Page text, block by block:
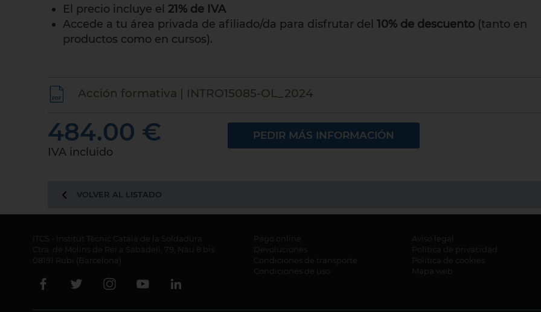
El precio incluye el 21% de IVA
Accede a tu área privada de afiliado/da para disfrutar del 10% de descuento(tanto en
productos como en cursos).
Acción formativa | INTRO15085-OL_2024
484.00 €
IVA incluido
PEDIR MÁS INFORMACIÓN
VOLVER AL LISTADO
ITCS - Institut Tècnic Català de la Soldadura
Ctra. de Molins de Rei a Sabadell, 79, Nau 8 bis
08191 Rubí (Barcelona)
Pago online
Devoluciones
Condiciones de transporte
Condiciones de uso
Aviso legal
Política de privacidad
Política de cookies
Mapa web